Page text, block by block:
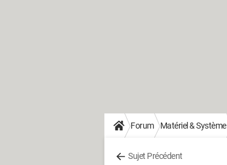
Forum Matériel & Système
Sujet Précédent